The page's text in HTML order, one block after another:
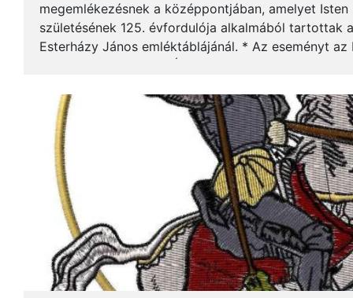
megemlékezésnek a középpontjában, amelyet
születésének 125. évfordulója alkalmából tartottak
Esterházy János emléktáblájánál. * Az eseményt az